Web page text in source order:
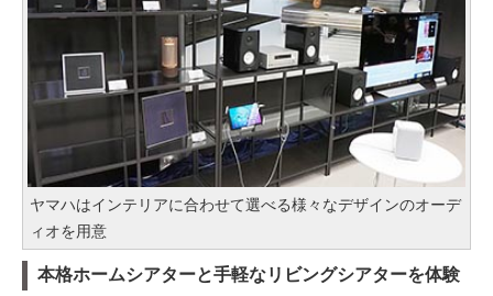
ヤマハはインテリアに合わせて選べる様々なデザインのオーデ
ィオを用意
本格ホームシアターと手軽なリビングシアターを体験